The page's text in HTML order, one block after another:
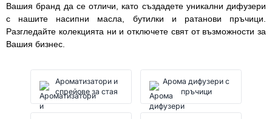
Вашия бранд да се отличи, като създадете уникални дифузери
с нашите насипни масла, бутилки и ратанови пръчици.
Разгледайте колекцията ни и отключете свят от възможности за
Вашия бизнес.
Ароматизатори и
спрейове за стая
Арома дифузери с
пръчици